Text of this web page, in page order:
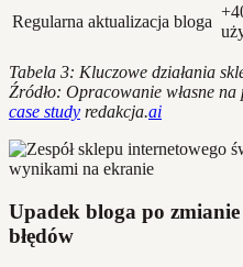
Regularna aktualizacja bloga
Tabela 3: Kluczowe działania
Źródło: Opracowanie własne na
case study redakcja.ai
Upadek bloga po
błędów